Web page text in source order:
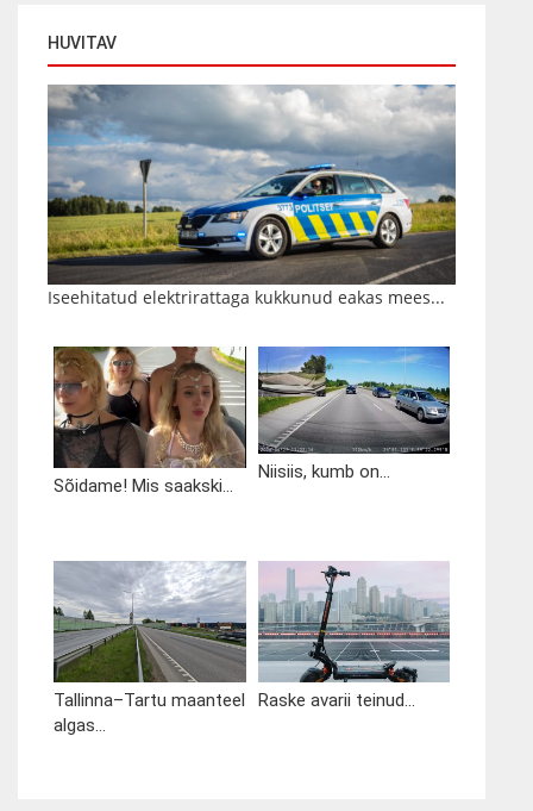
HUVITAV
Iseehitatud elektrirattaga kukkunud eakas mees...
Sõidame! Mis saakski...
Niisiis, kumb on...
Tallinna–Tartu maanteel
algas...
Raske avarii teinud...